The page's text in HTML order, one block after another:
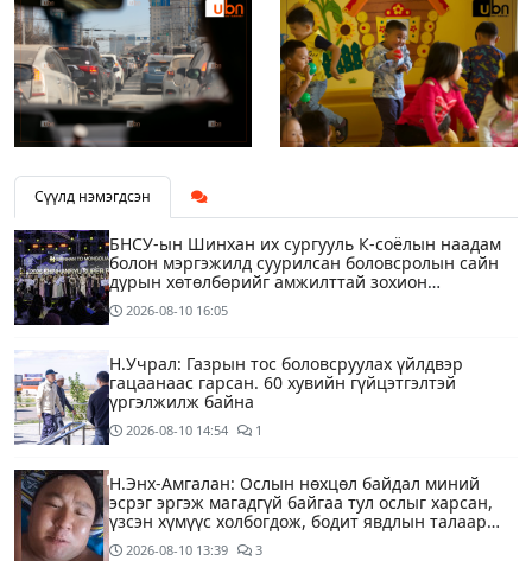
Сүүлд нэмэгдсэн
БНСУ-ын Шинхан их сургууль К-соёлын наадам
болон мэргэжилд суурилсан боловсролын сайн
дурын хөтөлбөрийг амжилттай зохион
байгууллаа
2026-08-10 16:05
Н.Учрал: Газрын тос боловсруулах үйлдвэр
гацаанаас гарсан. 60 хувийн гүйцэтгэлтэй
үргэлжилж байна
2026-08-10 14:54 1
Н.Энх-Амгалан: Ослын нөхцөл байдал миний
эсрэг эргэж магадгүй байгаа тул ослыг харсан,
үзсэн хүмүүс холбогдож, бодит явдлын талаар
ярьж өгч тусална уу
2026-08-10 13:39 3